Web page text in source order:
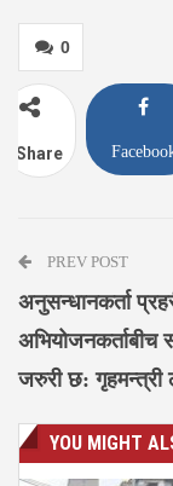
0
Share
PREV POST
अनुसन्धानकर्ता
अभियोजनकर्ताबीच
जरुरी छ:
YOU MIGHT